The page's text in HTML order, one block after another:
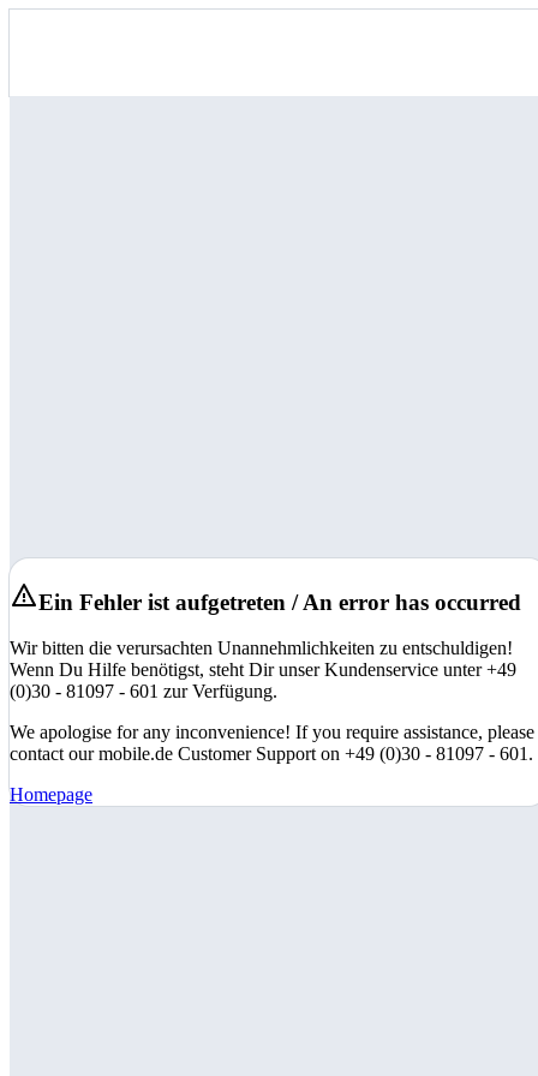
Ein Fehler ist aufgetreten / An error has occurred
Wir bitten die verursachten Unannehmlichkeiten zu entschuldigen!
Wenn Du Hilfe benötigst, steht Dir unser Kundenservice unter +49
(0)30 - 81097 - 601 zur Verfügung.
We apologise for any inconvenience! If you require assistance, please
contact our mobile.de Customer Support on +49 (0)30 - 81097 - 601.
Homepage